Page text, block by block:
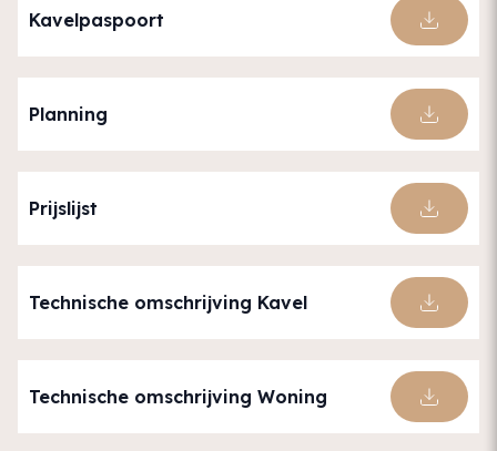
Kavelpaspoort
Planning
Prijslijst
Technische omschrijving Kavel
Technische omschrijving Woning